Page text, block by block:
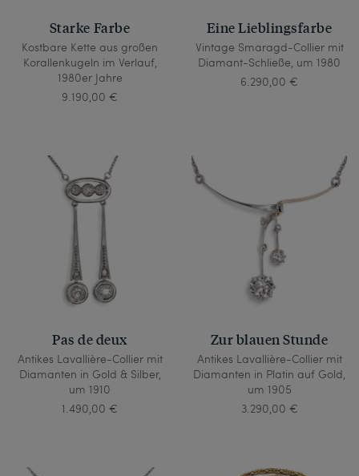
Starke Farbe
Kostbare Kette aus großen
Korallenkugeln im Verlauf,
1980er Jahre
9.190,00 €
Eine Lieblingsfarbe
Vintage Smaragd-Collier mit
Diamant-Schließe, um 1980
6.290,00 €
Pas de deux
Antikes Lavallière-Collier mit
Diamanten in Gold & Silber,
um 1910
1.490,00 €
Zur blauen Stunde
Antikes Lavallière-Collier mit
Diamanten in Platin auf Gold,
um 1905
3.290,00 €